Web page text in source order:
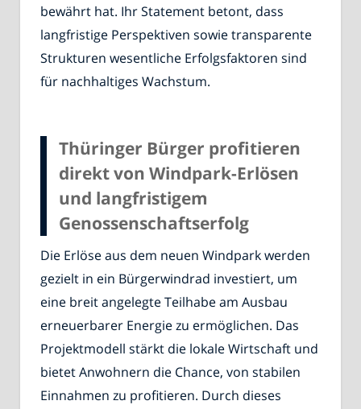
bewährt hat. Ihr Statement betont, dass
langfristige Perspektiven sowie transparente
Strukturen wesentliche Erfolgsfaktoren sind
für nachhaltiges Wachstum.
Thüringer Bürger profitieren
direkt von Windpark-Erlösen
und langfristigem
Genossenschaftserfolg
Die Erlöse aus dem neuen Windpark werden
gezielt in ein Bürgerwindrad investiert, um
eine breit angelegte Teilhabe am Ausbau
erneuerbarer Energie zu ermöglichen. Das
Projektmodell stärkt die lokale Wirtschaft und
bietet Anwohnern die Chance, von stabilen
Einnahmen zu profitieren. Durch dieses